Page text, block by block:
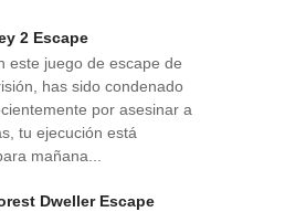
2 Escape
este juego de escape de
has sido condenado
por asesinar a
tu ejecución está
mañana...
Dweller Escape